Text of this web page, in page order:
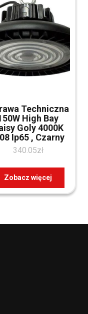
Techniczna
High Bay
Goly 4000K
Ip65 , Czarny
340.05zł
Zobacz więcej